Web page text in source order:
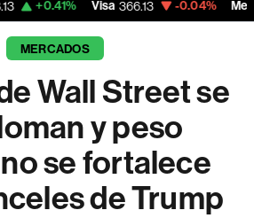
Visa 366.13 -0.04% MercadoLibre
MERCADOS
Wall Street se
y peso
se fortalece
de Trump